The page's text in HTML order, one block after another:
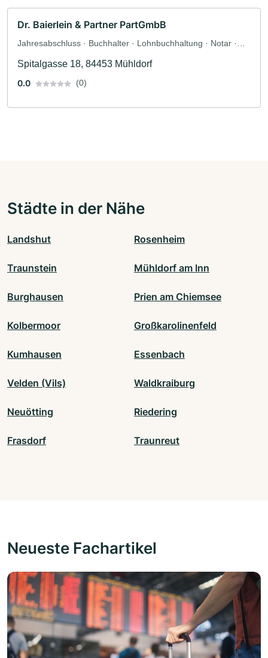
Dr. Baierlein & Partner PartGmbB
Jahresabschluss · Buchhalter · Lohnbuchhaltung · Notar ·
Spitalgasse 18, 84453 Mühldorf
0.0
(0)
Städte in der Nähe
Landshut Rosenheim
Traunstein Mühldorf am Inn
Burghausen Prien am Chiemsee
Kolbermoor Großkarolinenfeld
Kumhausen Essenbach
Velden (Vils) Waldkraiburg
Neuötting Riedering
Frasdorf Traunreut
Neueste Fachartikel